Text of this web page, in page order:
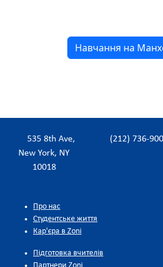
Навчання на
535 8th Ave,
New York, NY
10018
(212) 736-
Про нас
Студентське життя
Кар'єра в Zoni
Підготовка вчителів